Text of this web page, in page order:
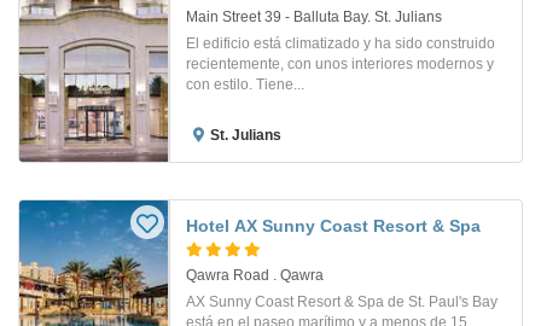
Main Street 39 - Balluta Bay. St. Julians
El edificio está climatizado y ha sido construido
recientemente, con unos interiores modernos y
con estilo. Tiene...
St. Julians
Hotel AX Sunny Coast Resort & Spa
Qawra Road . Qawra
AX Sunny Coast Resort & Spa de St. Paul's Bay
está en el paseo marítimo y a menos de 15